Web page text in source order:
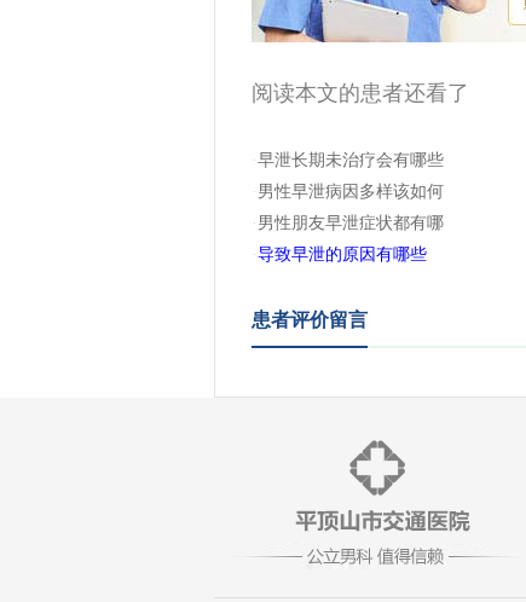
阅读本文的患者还看了
·早泄长期未治疗会有哪些
· 男性早泄病因多样该如何
· 男性朋友早泄症状都有哪
·导致早泄的原因有哪些
患者评价留言